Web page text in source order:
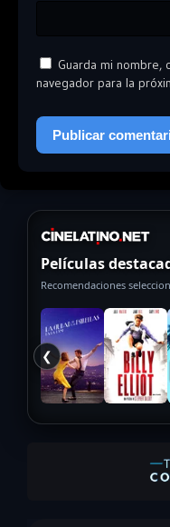
Guarda mi
navegador para la
Películas
Recomendaciones
❮